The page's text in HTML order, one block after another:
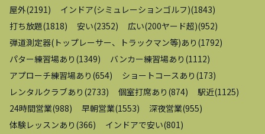
屋外(2191 ) インドア(シミュレーションゴルフ)(1843)
打ち放題(1818) 安い(2352) 広い(200ヤード超)(952)
弾道測定器(トップレーサー、トラックマン等)あり (1792)
パター練習場あり (1349) バンカー練習場あり (1112)
アプローチ練習場あり (654) ショートコースあり (173)
レンタルクラブあり (2733) 個室打席あり (874) 駅近(1125)
24時間営業(988) 早朝営業(1553) 深夜営業(955)
体験レッスンあり (366) インドアで安い(801 )